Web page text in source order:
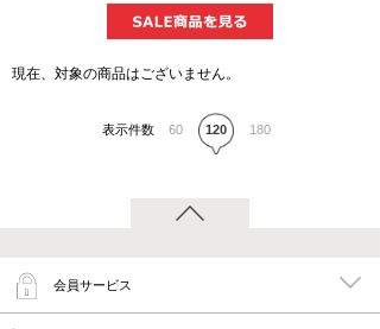
現在、対象の商品はございません。
表示件数 60 120 180
会員サービス